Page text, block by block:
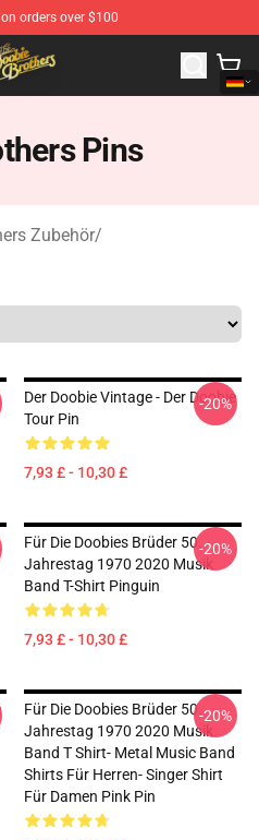
orders over $100
- Official The Doobie
Pins
Zubehör/
Der Doobie Vintage - Der Doobie
Tour Pin
7,93 £ - 10,30 £
-20%
Für Die Doobies Brüder 50.
Jahrestag 1970 2020 Musik
Band T-Shirt Pinguin
7,93 £ - 10,30 £
-20%
Für Die Doobies Brüder 50.
Jahrestag 1970 2020 Musik
Band T Shirt- Metal Music Band
Shirts Für Herren- Singer Shirt
Für Damen Pink Pin
-20%